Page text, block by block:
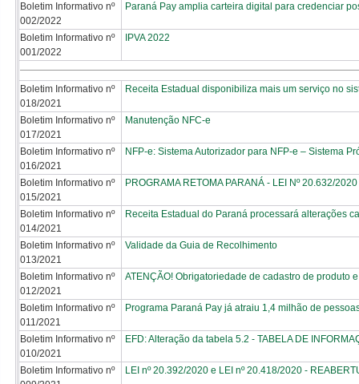
Boletim Informativo nº
002/2022
Paraná Pay amplia carteira digital para credenciar
Boletim Informativo nº
001/2022
IPVA 2022
Boletim Informativo nº
018/2021
Receita Estadual disponibiliza mais um serviço no
Boletim Informativo nº
017/2021
Manutenção NFC-e
Boletim Informativo nº
016/2021
NFP-e: Sistema Autorizador para NFP-e – Sistema
Boletim Informativo nº
015/2021
PROGRAMA RETOMA PARANÁ - LEI Nº 20.632/
Boletim Informativo nº
014/2021
Receita Estadual do Paraná processará alterações
Boletim Informativo nº
013/2021
Validade da Guia de Recolhimento
Boletim Informativo nº
012/2021
ATENÇÃO! Obrigatoriedade de cadastro de produto
Boletim Informativo nº
011/2021
Programa Paraná Pay já atraiu 1,4 milhão de
Boletim Informativo nº
010/2021
EFD: Alteração da tabela 5.2 - TABELA DE
Boletim Informativo nº
LEI nº 20.392/2020 e LEI nº 20.418/2020 -